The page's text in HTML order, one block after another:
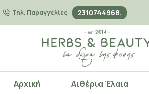
Τηλ. Παραγγελίες 2310744968.
Αρχική Αιθέρια Έλαια